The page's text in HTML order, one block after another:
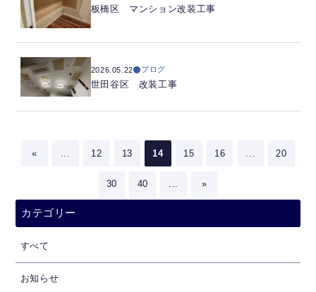
板橋区 マンション改装工事
2026.05.22 ブログ
世田谷区 改装工事
« 12 13 14 15 16 20
30 40 ... »
カテゴリー
すべて
お知らせ